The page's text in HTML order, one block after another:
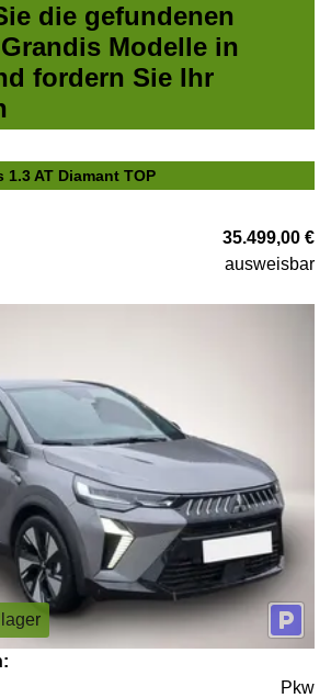
die gefundenen
Modelle in
fordern Sie Ihr
AT Diamant TOP
35.499,00 €
ausweisbar
Pkw